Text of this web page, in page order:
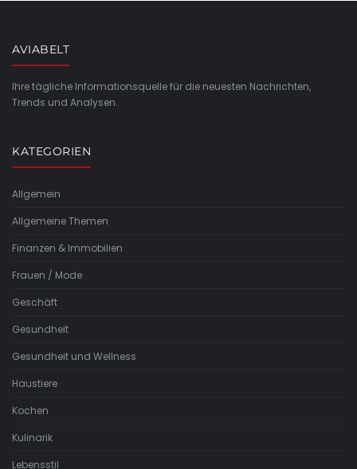
AVIABELT
Ihre tägliche Informationsquelle für die neuesten Nachrichten,
Trends und Analysen.
KATEGORIEN
Allgemein
Allgemeine Themen
Finanzen & Immobilien
Frauen / Mode
Geschäft
Gesundheit
Gesundheit und Wellness
Haustiere
Kochen
Kulinarik
Lebensstil